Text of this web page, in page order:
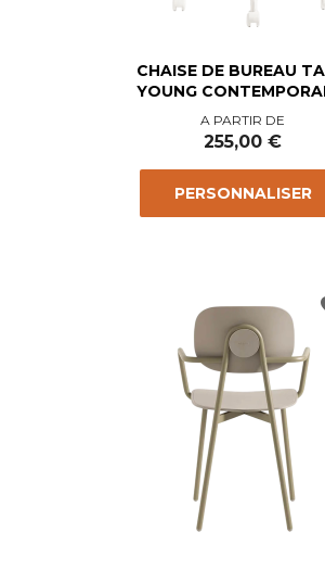
CHAISE DE BUREAU
YOUNG
Prix
A PARTIR DE
255,00 €
PERSONNALISER